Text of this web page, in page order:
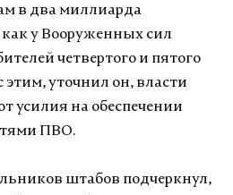
в два миллиарда
как у Вооруженных сил
четвертого и пятого
этим, уточнил он, власти
усилия на обеспечении
ПВО.
штабов подчеркнул,